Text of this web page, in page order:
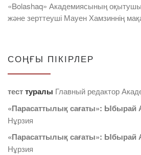
«Bolashaq» Академиясының
және зерттеуші Мауен Хамзиннің
СОҢҒЫ ПІКІРЛЕР
тесттуралы Главный редактор
«Парасаттылық сағаты»: Ыбырай
Нұрзия
«Парасаттылық сағаты»: Ыбырай
Нұрзия